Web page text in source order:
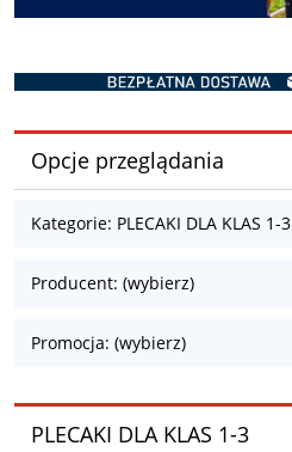
Opcje przeglądania
Kategorie: PLECAKI DLA KLAS 1-3
Producent: (wybierz)
Promocja: (wybierz)
PLECAKI DLA KLAS 1-3